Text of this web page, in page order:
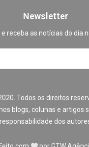
Newsletter
e receba as notícias do dia
Todos os direitos
blogs, colunas e artigos
responsabilidade dos